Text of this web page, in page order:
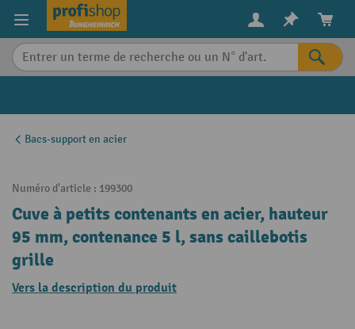
content
Bacs-support en acier
Numéro d'article : 199300
Cuve à petits contenants en acier, hauteur
95 mm, contenance 5 l, sans caillebotis
grille
Vers la description du produit